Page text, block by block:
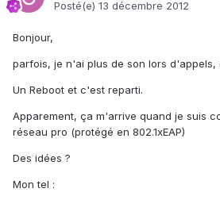
Posté(e) 13 décembre 2012
Bonjour,
parfois, je n'ai plus de son lors d'appels,
Un Reboot et c'est reparti.
Apparement, ça m'arrive quand je suis
réseau pro (protégé en 802.1xEAP)
Des idées ?
Mon tel :